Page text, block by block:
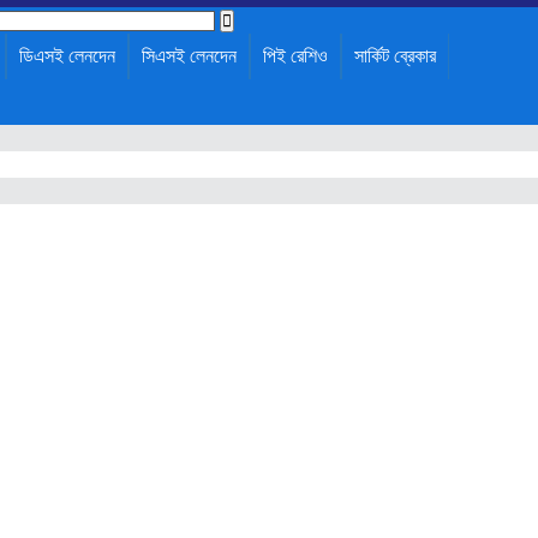
ডিএসই লেনদেন সিএসই লেনদেন পিই রেশিও সার্কিট ব্রেকার